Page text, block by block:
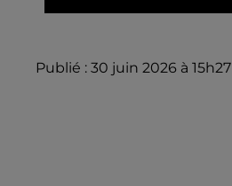
Publié : 30 juin 2026 à 15h27